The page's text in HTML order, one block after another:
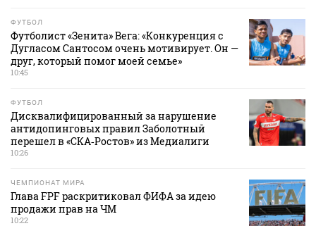
ФУТБОЛ
Футболист «Зенита» Вега: «Конкуренция с
Дугласом Сантосом очень мотивирует. Он —
друг, который помог моей семье»
10:45
ФУТБОЛ
Дисквалифицированный за нарушение
антидопинговых правил Заболотный
перешел в «СКА‑Ростов» из Медиалиги
10:26
ЧЕМПИОНАТ МИРА
Глава FPF раскритиковал ФИФА за идею
продажи прав на ЧМ
10:22